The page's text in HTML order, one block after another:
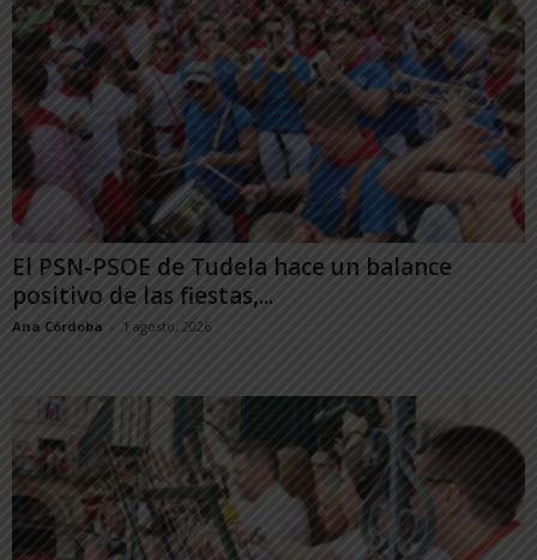
El PSN-PSOE de Tudela hace un balance
positivo de las fiestas,...
Ana Córdoba - 1 agosto, 2026